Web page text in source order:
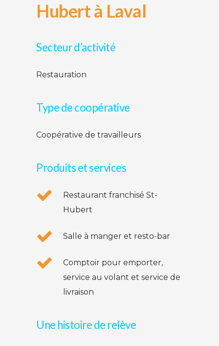
Hubert à Laval
Secteur d’activité
Restauration
Type de coopérative
Coopérative de travailleurs
Produits et services
Restaurant franchisé St-
Hubert
Salle à manger et resto-bar
Comptoir pour emporter,
service au volant et service de
livraison
Une histoire de relève